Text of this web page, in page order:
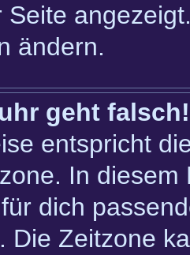
Seite
ändern.
geht falsch!
entspricht
In diesem
dich
Die Zeitzone